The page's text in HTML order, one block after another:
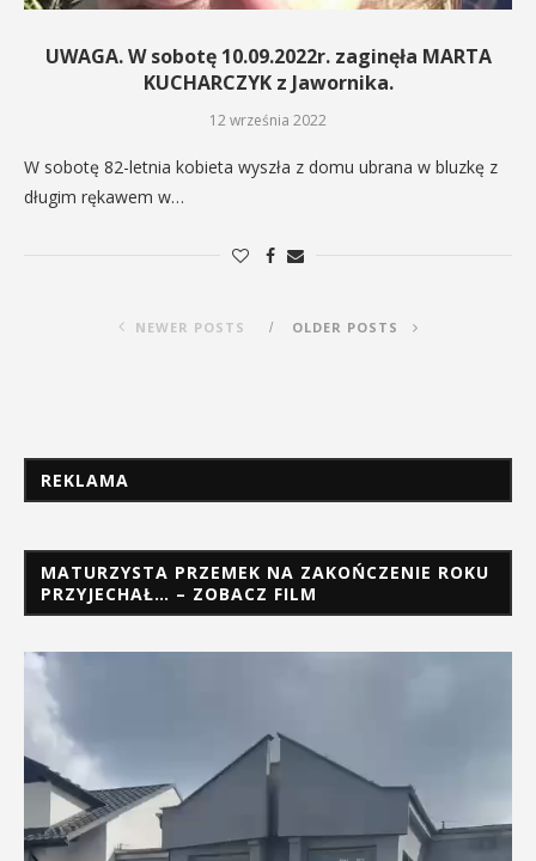
UWAGA. W sobotę 10.09.2022r. zaginęła MARTA
KUCHARCZYK z Jawornika.
12 września 2022
W sobotę 82-letnia kobieta wyszła z domu ubrana w bluzkę z
długim rękawem w…
NEWER POSTS OLDER POSTS
REKLAMA
MATURZYSTA PRZEMEK NA ZAKOŃCZENIE ROKU
PRZYJECHAŁ… – ZOBACZ FILM
Odtwarzacz